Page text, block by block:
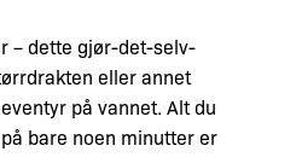
– dette gjør-det-selv-
eller annet
på vannet. Alt du
bare noen minutter er